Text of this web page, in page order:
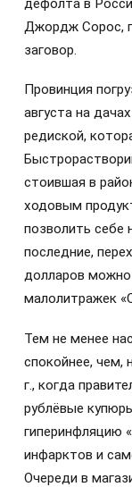
дефолта в
Джордж Сорос,
заговор.
Провинция
августа на
редиской,
стоившая в
ходовым
позволить себе
последние,
долларов
малолитражек
Тем не менее
спокойнее, чем,
г., когда
рублёвые
гиперинфляцию
инфарктов и
Очереди в